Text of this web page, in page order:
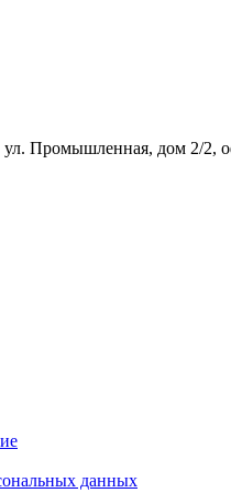
ул. Промышленная, дом 2/2,
данных